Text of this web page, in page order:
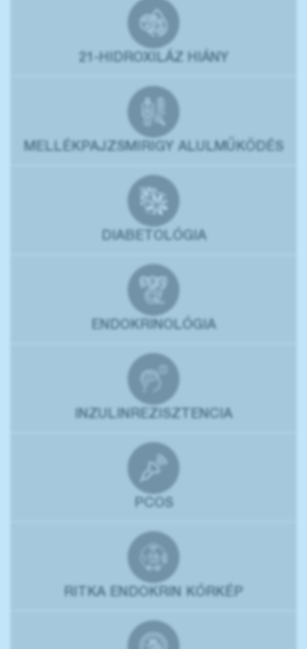
21-HIDROXILÁZ HIÁNY
MELLÉKPAJZSMIRIGY ALULMŰKÖDÉS
DIABETOLÓGIA
ENDOKRINOLÓGIA
INZULINREZISZTENCIA
PCOS
RITKA ENDOKRIN KÓRKÉP